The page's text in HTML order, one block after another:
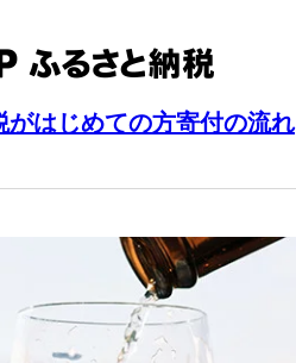
がはじめての方寄付の流れ